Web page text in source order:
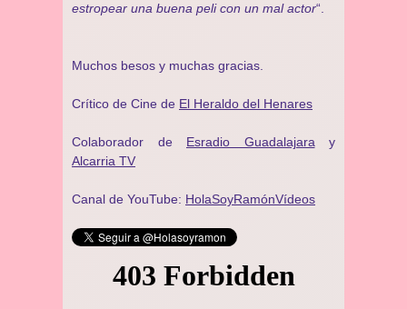
estropear una buena peli con un mal actor“.
Muchos besos y muchas gracias.
Crítico de Cine de El Heraldo del Henares
Colaborador de Esradio Guadalajara y
Alcarria TV
Canal de YouTube: HolaSoyRamónVídeos